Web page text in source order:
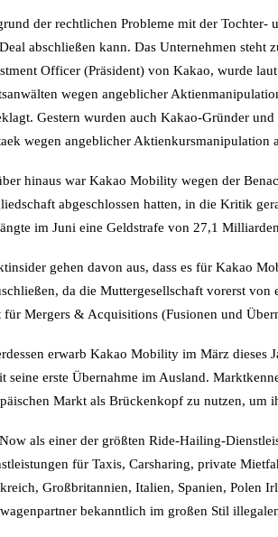
der rechtlichen Probleme mit der
abschließen kann. Das Unternehmen
Officer (Präsident) von Kakao, wurde
wegen angeblicher
Gestern wurden auch Kakao-Gründer
wegen angeblicher Aktienkursmanipulation
hinaus war Kakao Mobility wegen der
abgeschlossen hatten, in die Kritik
im Juni eine Geldstrafe von 27,1
gehen davon aus, dass es für Kakao
da die Muttergesellschaft vorerst
für Mergers & Acquisitions (Fusionen und
erwarb Kakao Mobility im März dieses
seine erste Übernahme im Ausland.
Markt als Brückenkopf zu nutzen, um
als einer der größten Ride-Hailing-
für Taxis, Carsharing, private
Großbritannien, Italien, Spanien, Polen
bekanntlich im großen Stil